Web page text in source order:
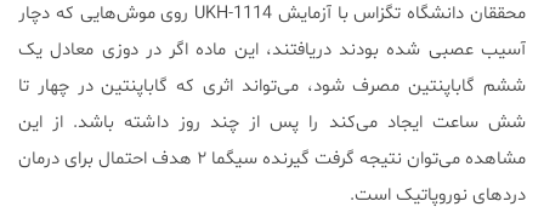
محققان دانشگاه تگزاس با آزمایش UKH-1114 روی موش‌هایی که دچار
آسیب عصبی شده بودند دریافتند، این ماده اگر در دوزی معادل یک
ششم گاباپنتین مصرف شود، می‌تواند اثری که گاباپنتین در چهار تا
شش ساعت ایجاد می‌کند را پس از چند روز داشته باشد. از این
مشاهده می‌توان نتیجه گرفت گیرنده سیگما ۲ هدف احتمال برای درمان
دردهای نوروپاتیک است.